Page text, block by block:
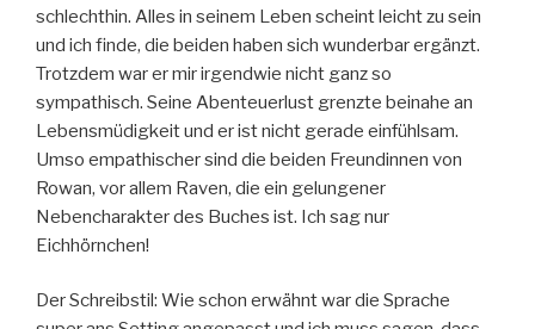
schlechthin. Alles in seinem Leben scheint leicht zu sein
und ich finde, die beiden haben sich wunderbar ergänzt.
Trotzdem war er mir irgendwie nicht ganz so
sympathisch. Seine Abenteuerlust grenzte beinahe an
Lebensmüdigkeit und er ist nicht gerade einfühlsam.
Umso empathischer sind die beiden Freundinnen von
Rowan, vor allem Raven, die ein gelungener
Nebencharakter des Buches ist. Ich sag nur
Eichhörnchen!
Der Schreibstil: Wie schon erwähnt war die Sprache